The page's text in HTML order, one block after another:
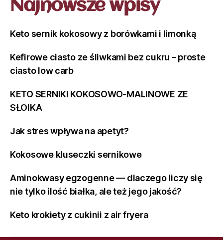
Najnowsze wpisy
Keto sernik kokosowy z borówkami i limonką
Kefirowe ciasto ze śliwkami bez cukru – proste
ciasto low carb
KETO SERNIKI KOKOSOWO-MALINOWE ZE
SŁOIKA
Jak stres wpływa na apetyt?
Kokosowe kluseczki sernikowe
Aminokwasy egzogenne — dlaczego liczy się
nie tylko ilość białka, ale też jego jakość?
Keto krokiety z cukinii z air fryera